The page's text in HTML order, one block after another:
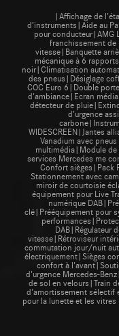
|Affichage de
d’instruments|Aide au
pour conducteur|AMG
franchissement
vitesse|Banquette
mécanique à 6
noir|Climatisation
des pneus|Désiglage
COC Euro 6|Double
d'ambiance|Ecran
détecteur de
d’urgence
WIDESCREEN|Jantes
Vanadium avec
multimédia|Module de
services Mercedes me
Confort sièges|Pack
Stationnement avec
miroir de courtoisie
équipement pour Live
numérique
clé|Prééquipement pour
DAB|Régulateur
vitesse|Rétroviseur
commutation jour/nuit
électriquement|Sièges
confort à
d'urgence Mercedes-
de sol en velours|Train
d'amortissement sélectif
pour la lunette et les